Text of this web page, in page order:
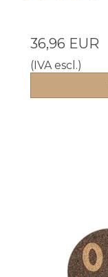
36,96 EUR
(IVA escl.)